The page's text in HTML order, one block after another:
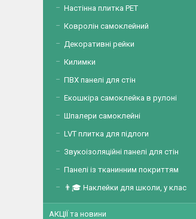
Настінна плитка PET
Ковролін самоклейний
Декоративні рейки
Килимки
ПВХ панелі для стін
Екошкіра самоклейка в рулоні
Шпалери самоклейні
LVT плитка для підлоги
Звукоізоляційні панелі для стін
Панелі із тканинним покриттям
👨🎓 Наклейки для школи, у клас
АКЦІЇ та новини